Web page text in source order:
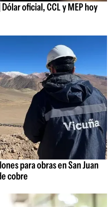
oficial, CCL y MEP hoy
para obras en San Juan
cobre